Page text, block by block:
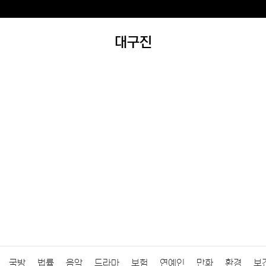
대구진
국방 법률 음악 드라마 보험 연예인 만화 환경 보